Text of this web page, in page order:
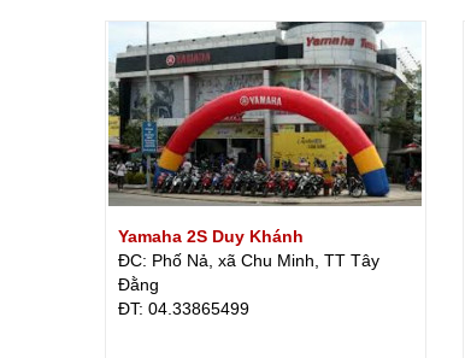
Yamaha 2S Duy Khánh
ĐC: Phố Nả, xã Chu Minh, TT Tây
Đằng
ÐT: 04.33865499